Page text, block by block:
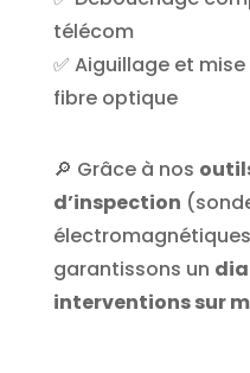
télécom
✅ Aiguillage et
fibre optique
🔎 Grâce à nos
d’inspection
garantissons un
interventions sur